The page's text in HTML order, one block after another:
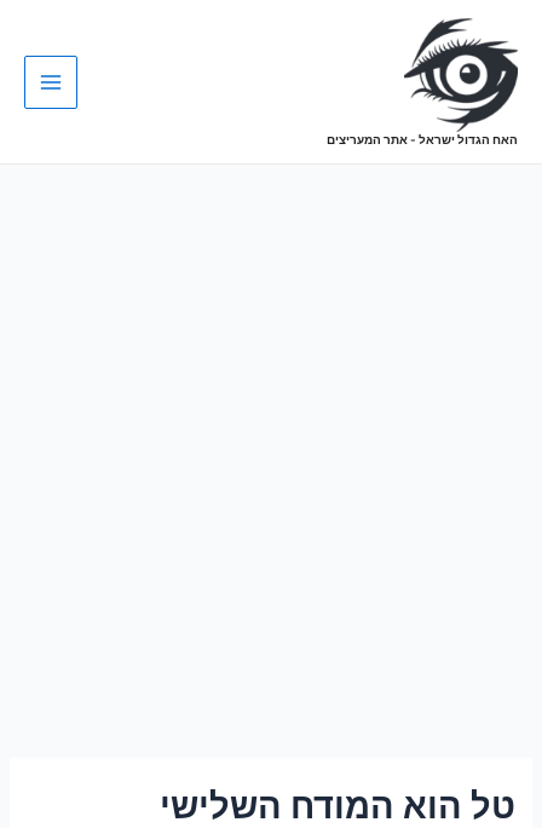
האח הגדול ישראל - אתר המעריצים
טל הוא המודח השלישי